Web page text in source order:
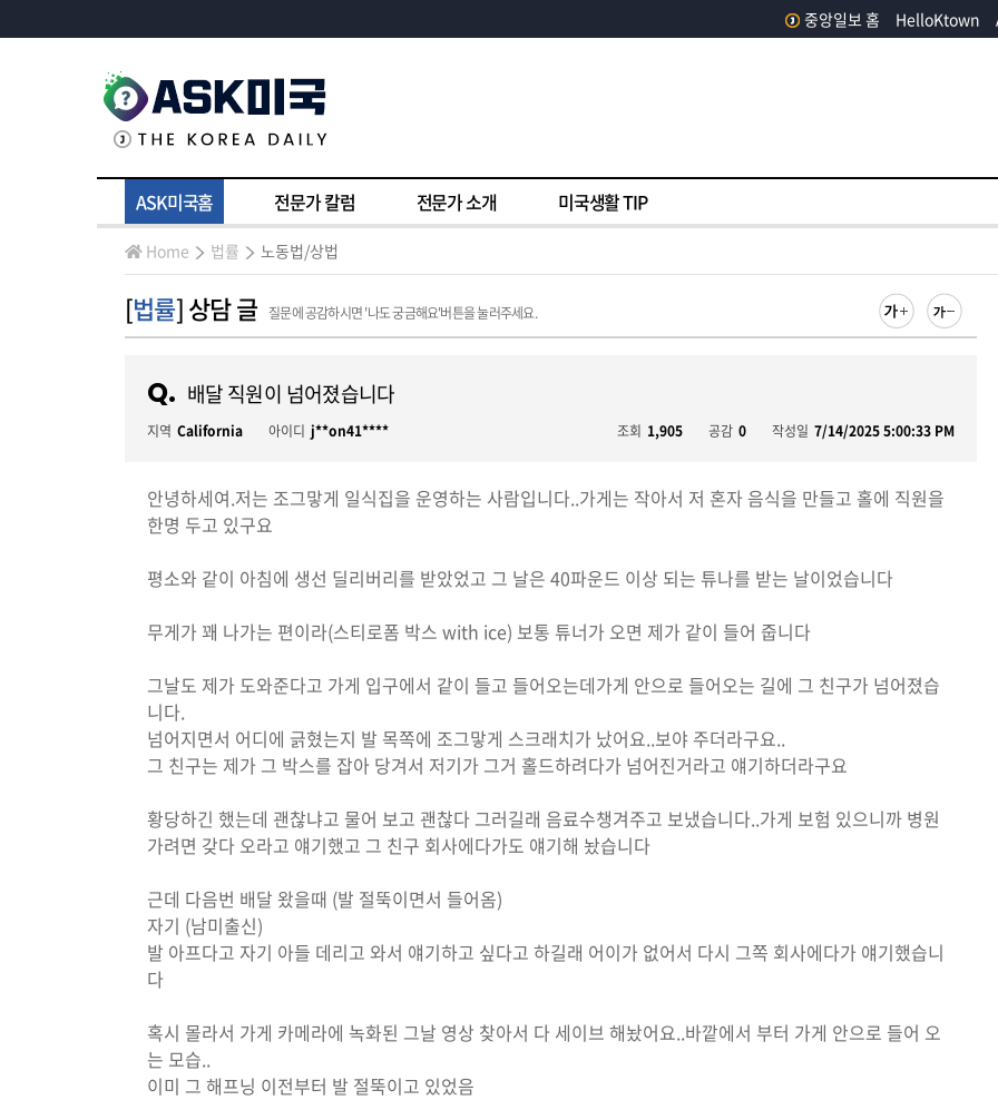
중앙일보 홈 HelloKtown
ASK미국홈 전문가 칼럼 전문가 소개 미국생활 TIP
Home 법률 노동법/상법
[법률] 상담 글 질문에 공감하시면 '나도 궁금해요'버튼을 눌러주세요.
Q. 배달 직원이 넘어졌습니다
지역 California 아이디 j**on41**** 조회 1,905 공감 0 작성일 7/14/2025 5:00:33 PM
안녕하세여.저는 조그맣게 일식집을 운영하는 사람입니다..가게는 작아서 저 혼자 음식을 만들고 홀에 직원을
한명 두고 있구요
평소와 같이 아침에 생선 딜리버리를 받았었고 그 날은 40파운드 이상 되는 튜나를 받는 날이었습니다
무게가 꽤 나가는 편이라(스티로폼 박스 with ice) 보통 튜너가 오면 제가 같이 들어 줍니다
그날도 제가 도와준다고 가게 입구에서 같이 들고 들어오는데가게 안으로 들어오는 길에 그 친구가 넘어졌습
니다.
넘어지면서 어디에 긁혔는지 발 목쪽에 조그맣게 스크래치가 났어요..보야 주더라구요..
그 친구는 제가 그 박스를 잡아 당겨서 저기가 그거 홀드하려다가 넘어진거라고 얘기하더라구요
황당하긴 했는데 괜찮냐고 물어 보고 괜찮다 그러길래 음료수챙겨주고 보냈습니다..가게 보험 있으니까 병원
가려면 갖다 오라고 얘기했고 그 친구 회사에다가도 얘기해 놨습니다
근데 다음번 배달 왔을때 (발 절뚝이면서 들어옴)
자기 (남미출신)
발 아프다고 자기 아들 데리고 와서 얘기하고 싶다고 하길래 어이가 없어서 다시 그쪽 회사에다가 얘기했습니
다
혹시 몰라서 가게 카메라에 녹화된 그날 영상 찾아서 다 세이브 해놨어요..바깥에서 부터 가게 안으로 들어 오
는 모습..
이미 그 해프닝 이전부터 발 절뚝이고 있었음